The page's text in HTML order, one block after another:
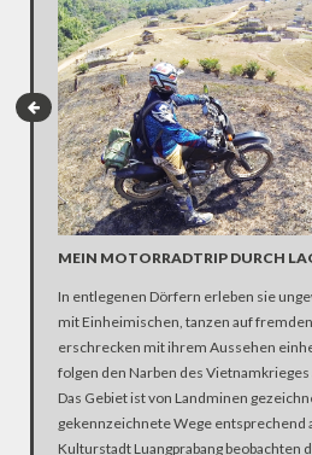
MEIN MOTORRADTRIP DURCH
In entlegenen Dörfern erleben sie
mit Einheimischen, tanzen auf
erschrecken mit ihrem Aussehen
folgen den Narben des
Das Gebiet ist von Landminen
gekennzeichnete Wege entsprechend
Kulturstadt Luangprabang beobachten